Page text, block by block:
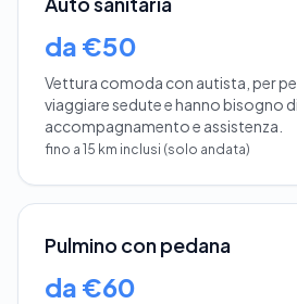
da €50
Vettura comoda con autista, per
viaggiare sedute e hanno bisogno di
accompagnamento e assistenza.
fino a 15 km inclusi (solo andata)
Pulmino con pedana
da €60